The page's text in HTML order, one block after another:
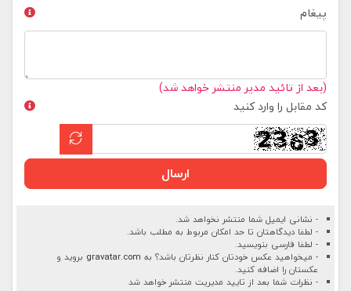
پیغام
(بعد از تائید مدیر منتشر خواهد شد)
کد مقابل را وارد کنید
ارسال
- نشانی ایمیل شما منتشر نخواهد شد.
- لطفا دیدگاهتان تا حد امکان مربوط به مطلب باشد.
- لطفا فارسی بنویسید.
- میخواهید عکس خودتان کنار نظرتان باشد؟ به gravatar.com بروید و
عکستان را اضافه کنید.
- نظرات شما بعد از تایید مدیریت منتشر خواهد شد